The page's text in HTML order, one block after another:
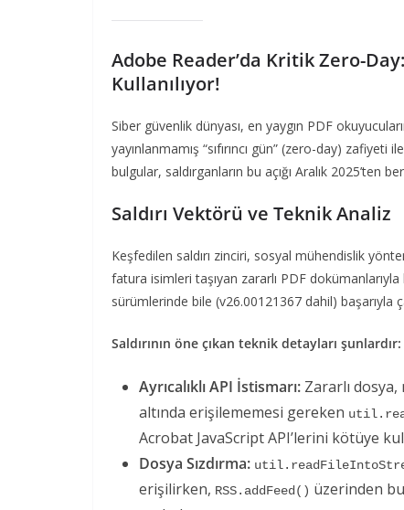
Adobe Reader’da Kritik Zero-
Kullanılıyor!
Siber güvenlik dünyası, en yaygın PDF
yayınlanmamış “sıfırıncı gün” (zero-day) zafiyeti
bulgular, saldırganların bu açığı Aralık 2025’ten
Saldırı Vektörü ve Teknik Analiz
Keşfedilen saldırı zinciri, sosyal mühendislik
fatura isimleri taşıyan zararlı PDF dokümanlarıyla
sürümlerinde bile (v26.00121367 dahil) başarıyla
Saldırının öne çıkan teknik detayları şunlardır:
Ayrıcalıklı API İstismarı: Zararlı
altında erişilememesi gereken
Acrobat JavaScript API’lerini kötüye
Dosya Sızdırma:
erişilirken, RSS.addFeed() üzerinden